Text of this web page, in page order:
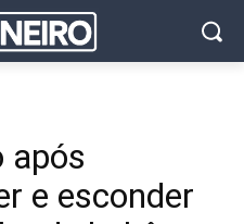
após
e esconder